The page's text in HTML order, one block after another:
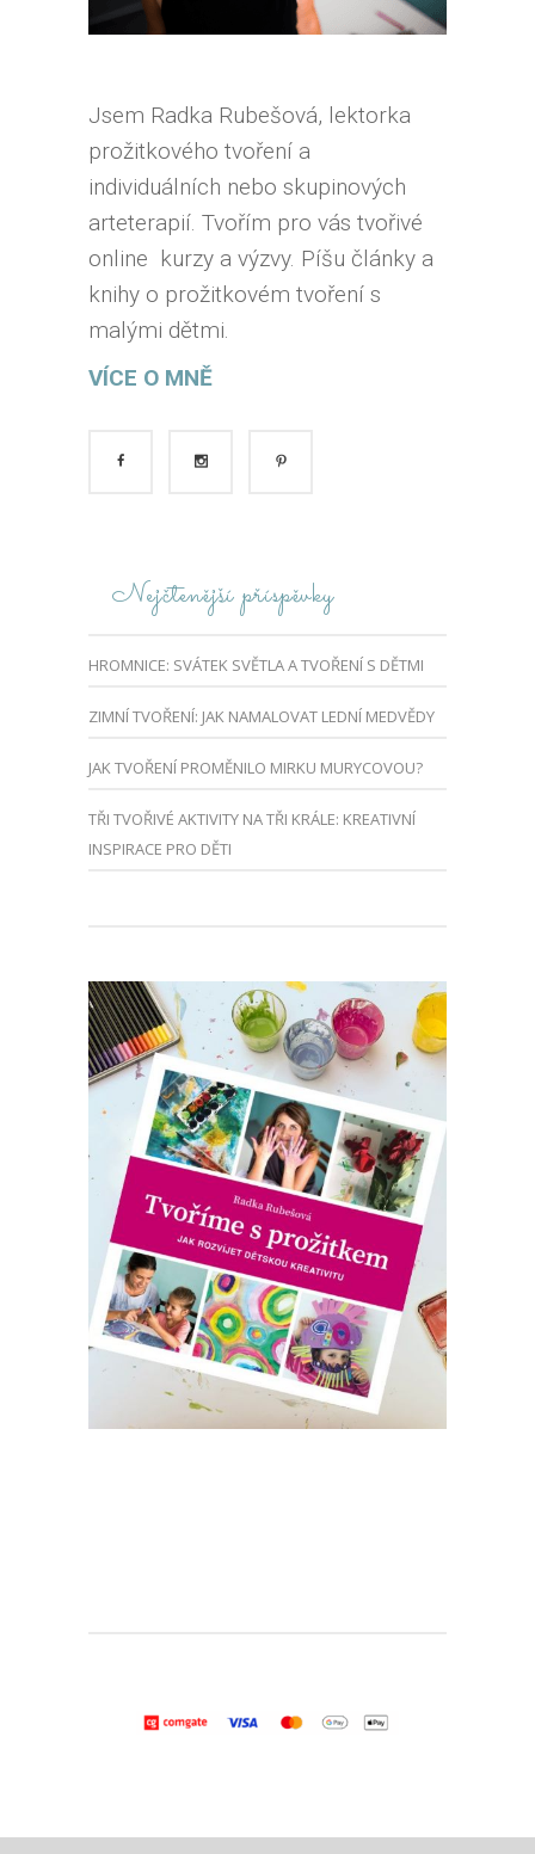
Jsem Radka Rubešová, lektorka
prožitkového tvoření a
individuálních nebo skupinových
arteterapií. Tvořím pro vás tvořivé
online kurzy a výzvy. Píšu články a
knihy o prožitkovém tvoření s
malými dětmi.
VÍCE O MNĚ
Nejčtenější příspěvky
HROMNICE: SVÁTEK SVĚTLA A TVOŘENÍ S DĚTMI
ZIMNÍ TVOŘENÍ: JAK NAMALOVAT LEDNÍ MEDVĚDY
JAK TVOŘENÍ PROMĚNILO MIRKU MURYCOVOU?
TŘI TVOŘIVÉ AKTIVITY NA TŘI KRÁLE: KREATIVNÍ
INSPIRACE PRO DĚTI